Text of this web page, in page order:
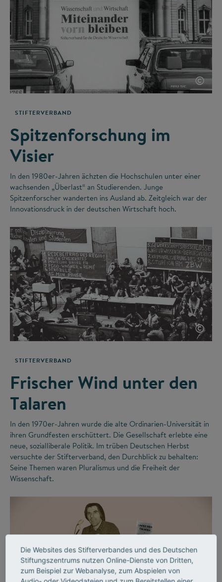
©
STIFTERVERBAND
Spitzenforschung im
Visier
In den 1980er-Jahren ächzten die Hochschulen unter einer
wachsenden „Überlast“ an Studierenden. Junge
Spitzenforscher wanderten ins Ausland ab. Zeitgleich war der
Innovationsdruck in der deutschen Wirtschaft hoch.
©
STIFTERVERBAND
Frischer Wind unter den
Talaren
In den 1970er-Jahren wurde die alte Ordinarien-Universität in
ihren Grundfesten erschüttert. Die Gesellschaft erlebte eine
neue, sozialliberale Politik. Im trüben Deutschen Herbst
versuchte der Stifterverband, den Durchblick zu behalten:
Seine Themen waren Pluralismus und die Freiheit der
Wissenschaft.
Die Websites des Stifterverbandes und des Deutschen
Stiftungszentrums nutzen Online-Dienste von Dritten,
zum Beispiel zur Webanalyse, zum Abspielen von